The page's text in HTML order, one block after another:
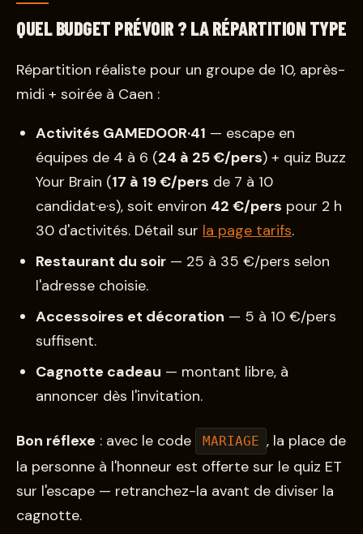
QUEL BUDGET PRÉVOIR ? LA RÉPARTITION TYPE
Répartition réaliste pour un groupe de 10, après-
midi + soirée à Caen :
Activités GAMEDOOR·41 — escape en
équipes de 4 à 6 (24 à 25 €/pers) + quiz Buzz
Your Brain (17 à 19 €/pers de 7 à 10
candidat·e·s), soit environ 42 €/pers pour 2 h
30 d'activités. Détail sur la page tarifs.
Restaurant du soir — 25 à 35 €/pers selon
l'adresse choisie.
Accessoires et décoration — 5 à 10 €/pers
suffisent.
Cagnotte cadeau — montant libre, à
annoncer dès l'invitation.
Bon réflexe : avec le code MARIAGE , la place de
la personne à l'honneur est offerte sur le quiz ET
sur l'escape — retranchez-la avant de diviser la
cagnotte.